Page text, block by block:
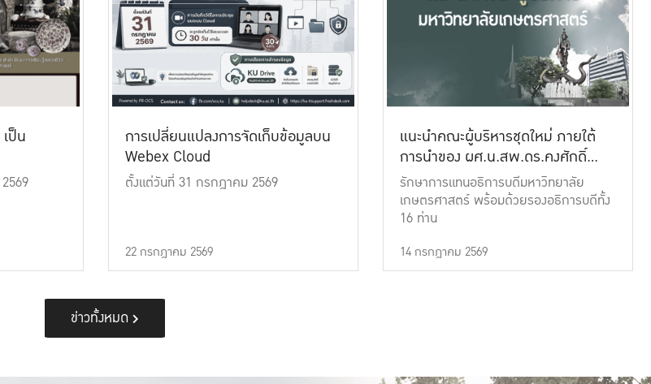
ป็น
การเปลี่ยนแปลงการจัดเก็บข้อมูลบน
Webex Cloud
ตั้งแต่วันที่ 31 กรกฎาคม 2569
22 กรกฎาคม 2569
แนะนำคณะผู้บริหารชุดใหม่ ภายใต้
การนำของ ผศ.น.สพ.ดร.คงศักดิ์
เที่ยงธรรม
รักษาการแทนอธิการบดีมหาวิทยาลัย
เกษตรศาสตร์ พร้อมด้วยรองอธิการบดีทั้ง
16 ท่าน
14 กรกฎาคม 2569
ข่าวทั้งหมด